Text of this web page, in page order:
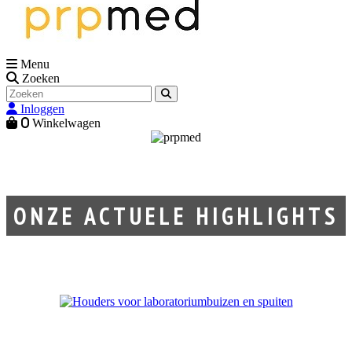
Menu
Zoeken
Inloggen
0 Winkelwagen
ONZE ACTUELE HIGHLIGHTS